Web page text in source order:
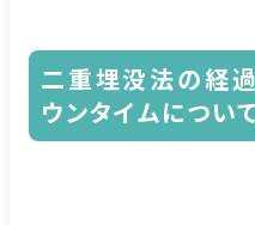
二重埋没法の経
ウンタイムについ